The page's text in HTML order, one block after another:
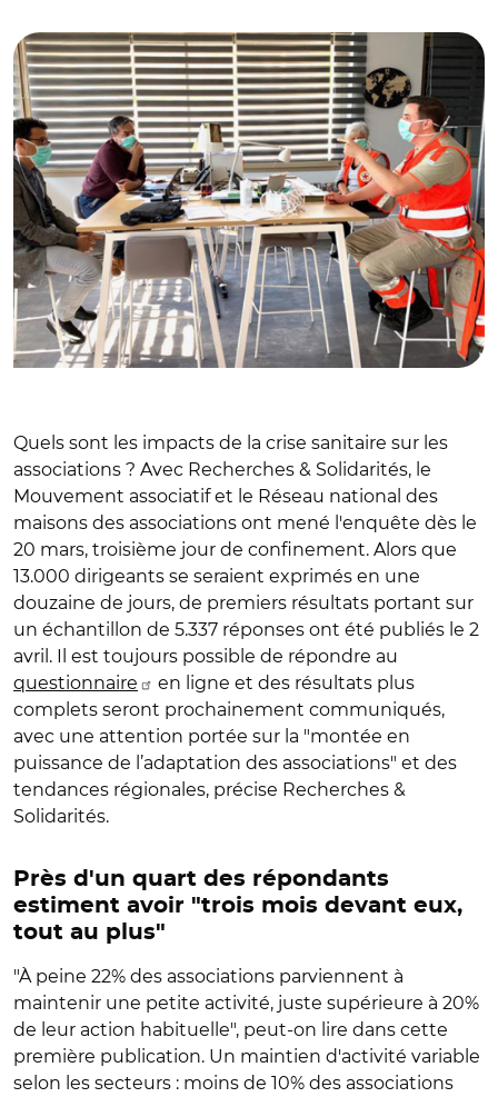
Quels sont les impacts de la crise sanitaire sur les
associations ? Avec Recherches & Solidarités, le
Mouvement associatif et le Réseau national des
maisons des associations ont mené l'enquête dès le
20 mars, troisième jour de confinement. Alors que
13.000 dirigeants se seraient exprimés en une
douzaine de jours, de premiers résultats portant sur
un échantillon de 5.337 réponses ont été publiés le 2
avril. Il est toujours possible de répondre au
questionnaire
en ligne et des résultats plus
complets seront prochainement communiqués,
avec une attention portée sur la "montée en
puissance de l’adaptation des associations" et des
tendances régionales, précise Recherches &
Solidarités.
Près d'un quart des répondants
estiment avoir "trois mois devant eux,
tout au plus"
"À peine 22% des associations parviennent à
maintenir une petite activité, juste supérieure à 20%
de leur action habituelle", peut-on lire dans cette
première publication. Un maintien d'activité variable
selon les secteurs : moins de 10% des associations